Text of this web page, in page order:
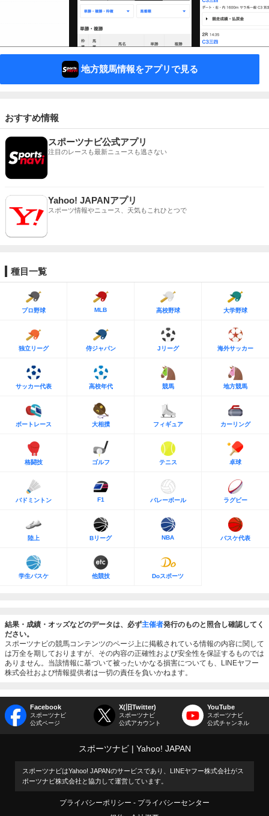
地方競馬情報をアプリで見る
おすすめ情報
スポーツナビ公式アプリ
注目のレースも最新ニュースも逃さない
Yahoo! JAPANアプリ
スポーツ情報やニュース、天気もこれひとつで
種目一覧
プロ野球 MLB 高校野球 大学野球
独立リーグ 侍ジャパン Jリーグ 海外サッカー
サッカー代表 高校年代 競馬 地方競馬
ボートレース 大相撲 フィギュア カーリング
格闘技 ゴルフ テニス 卓球
バドミントン F1 バレーボール ラグビー
陸上 Bリーグ NBA バスケ代表
学生バスケ 他競技 Doスポーツ
結果・成績・オッズなどのデータは、必ず主催者発行のものと照合し確認してく
ださい。
スポーツナビの競馬コンテンツのページ上に掲載されている情報の内容に関して
は万全を期しておりますが、その内容の正確性および安全性を保証するものでは
ありません。当該情報に基づいて被ったいかなる損害についても、LINEヤフー
株式会社および情報提供者は一切の責任を負いかねます。
Facebook
スポーツナビ
公式ページ
X(旧Twitter)
スポーツナビ
公式アカウント
YouTube
スポーツナビ
公式チャンネル
スポーツナビ Yahoo! JAPAN
スポーツナビはYahoo! JAPANのサービスであり、LINEヤフー株式会社がス
ポーツナビ株式会社と協力して運営しています。
プライバシーポリシー
プライバシーセンター